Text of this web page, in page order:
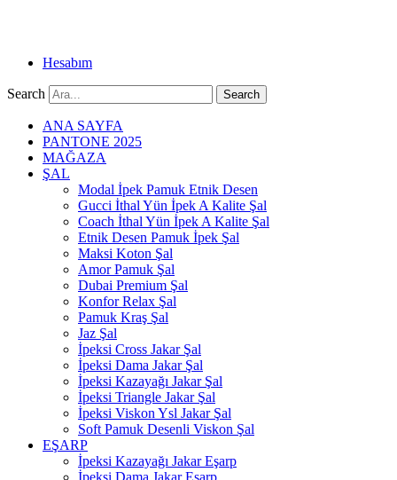
Hesabım
Search Search
ANA SAYFA
PANTONE 2025
MAĞAZA
ŞAL
Modal İpek Pamuk Etnik Desen
Gucci İthal Yün İpek A Kalite Şal
Coach İthal Yün İpek A Kalite Şal
Etnik Desen Pamuk İpek Şal
Maksi Koton Şal
Amor Pamuk Şal
Dubai Premium Şal
Konfor Relax Şal
Pamuk Kraş Şal
Jaz Şal
İpeksi Cross Jakar Şal
İpeksi Dama Jakar Şal
İpeksi Kazayağı Jakar Şal
İpeksi Triangle Jakar Şal
İpeksi Viskon Ysl Jakar Şal
Soft Pamuk Desenli Viskon Şal
EŞARP
İpeksi Kazayağı Jakar Eşarp
İpeksi Dama Jakar Eşarp